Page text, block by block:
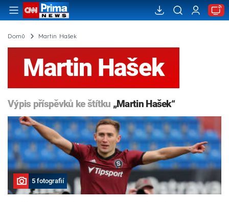
Domů Martin Hašek
Martin Hašek
Výpis příspěvků ke štítku „Martin Hašek“
5 fotografií